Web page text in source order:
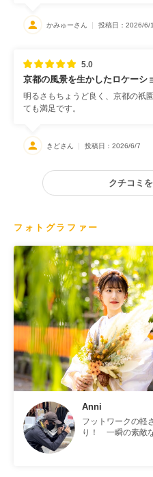
かみゅーさん 投稿日：2026/6/
5.0
京都の風景を生かしたロケーシ
明るさもちょうど良く、京都の祇
ても満足です。
きどさん 投稿日：2026/6/7
クチコミ
フォトグラファー
Anni
フットワークの軽
り！ 一瞬の素敵